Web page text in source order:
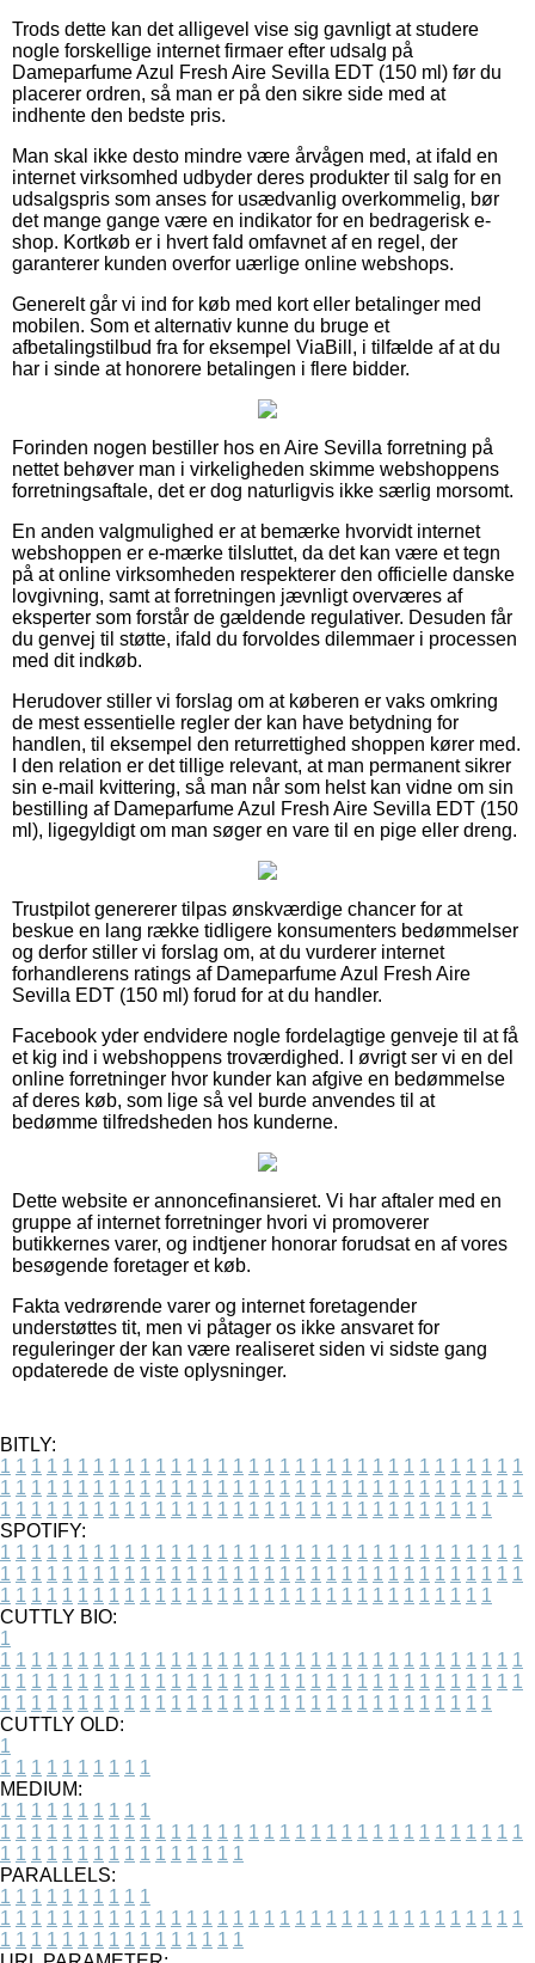
Trods dette kan det alligevel vise sig gavnligt at studere
nogle forskellige internet firmaer efter udsalg på
Dameparfume Azul Fresh Aire Sevilla EDT (150 ml) før du
placerer ordren, så man er på den sikre side med at
indhente den bedste pris.
Man skal ikke desto mindre være årvågen med, at ifald en
internet virksomhed udbyder deres produkter til salg for en
udsalgspris som anses for usædvanlig overkommelig, bør
det mange gange være en indikator for en bedragerisk e-
shop. Kortkøb er i hvert fald omfavnet af en regel, der
garanterer kunden overfor uærlige online webshops.
Generelt går vi ind for køb med kort eller betalinger med
mobilen. Som et alternativ kunne du bruge et
afbetalingstilbud fra for eksempel ViaBill, i tilfælde af at du
har i sinde at honorere betalingen i flere bidder.
Forinden nogen bestiller hos en Aire Sevilla forretning på
nettet behøver man i virkeligheden skimme webshoppens
forretningsaftale, det er dog naturligvis ikke særlig morsomt.
En anden valgmulighed er at bemærke hvorvidt internet
webshoppen er e-mærke tilsluttet, da det kan være et tegn
på at online virksomheden respekterer den officielle danske
lovgivning, samt at forretningen jævnligt overværes af
eksperter som forstår de gældende regulativer. Desuden får
du genvej til støtte, ifald du forvoldes dilemmaer i processen
med dit indkøb.
Herudover stiller vi forslag om at køberen er vaks omkring
de mest essentielle regler der kan have betydning for
handlen, til eksempel den returrettighed shoppen kører med.
I den relation er det tillige relevant, at man permanent sikrer
sin e-mail kvittering, så man når som helst kan vidne om sin
bestilling af Dameparfume Azul Fresh Aire Sevilla EDT (150
ml), ligegyldigt om man søger en vare til en pige eller dreng.
Trustpilot genererer tilpas ønskværdige chancer for at
beskue en lang række tidligere konsumenters bedømmelser
og derfor stiller vi forslag om, at du vurderer internet
forhandlerens ratings af Dameparfume Azul Fresh Aire
Sevilla EDT (150 ml) forud for at du handler.
Facebook yder endvidere nogle fordelagtige genveje til at få
et kig ind i webshoppens troværdighed. I øvrigt ser vi en del
online forretninger hvor kunder kan afgive en bedømmelse
af deres køb, som lige så vel burde anvendes til at
bedømme tilfredsheden hos kunderne.
Dette website er annoncefinansieret. Vi har aftaler med en
gruppe af internet forretninger hvori vi promoverer
butikkernes varer, og indtjener honorar forudsat en af vores
besøgende foretager et køb.
Fakta vedrørende varer og internet foretagender
understøttes tit, men vi påtager os ikke ansvaret for
reguleringer der kan være realiseret siden vi sidste gang
opdaterede de viste oplysninger.
BITLY:
1 1 1 1 1 1 1 1 1 1 1 1 1 1 1 1 1 1 1 1 1 1 1 1 1 1 1 1 1 1 1 1 1 1
1 1 1 1 1 1 1 1 1 1 1 1 1 1 1 1 1 1 1 1 1 1 1 1 1 1 1 1 1 1 1 1 1 1
1 1 1 1 1 1 1 1 1 1 1 1 1 1 1 1 1 1 1 1 1 1 1 1 1 1 1 1 1 1 1 1
SPOTIFY:
1 1 1 1 1 1 1 1 1 1 1 1 1 1 1 1 1 1 1 1 1 1 1 1 1 1 1 1 1 1 1 1 1 1
1 1 1 1 1 1 1 1 1 1 1 1 1 1 1 1 1 1 1 1 1 1 1 1 1 1 1 1 1 1 1 1 1 1
1 1 1 1 1 1 1 1 1 1 1 1 1 1 1 1 1 1 1 1 1 1 1 1 1 1 1 1 1 1 1 1
CUTTLY BIO:
1
1 1 1 1 1 1 1 1 1 1 1 1 1 1 1 1 1 1 1 1 1 1 1 1 1 1 1 1 1 1 1 1 1 1
1 1 1 1 1 1 1 1 1 1 1 1 1 1 1 1 1 1 1 1 1 1 1 1 1 1 1 1 1 1 1 1 1 1
1 1 1 1 1 1 1 1 1 1 1 1 1 1 1 1 1 1 1 1 1 1 1 1 1 1 1 1 1 1 1 1
CUTTLY OLD:
1
1 1 1 1 1 1 1 1 1 1
MEDIUM:
1 1 1 1 1 1 1 1 1 1
1 1 1 1 1 1 1 1 1 1 1 1 1 1 1 1 1 1 1 1 1 1 1 1 1 1 1 1 1 1 1 1 1 1
1 1 1 1 1 1 1 1 1 1 1 1 1 1 1 1
PARALLELS:
1 1 1 1 1 1 1 1 1 1
1 1 1 1 1 1 1 1 1 1 1 1 1 1 1 1 1 1 1 1 1 1 1 1 1 1 1 1 1 1 1 1 1 1
1 1 1 1 1 1 1 1 1 1 1 1 1 1 1 1